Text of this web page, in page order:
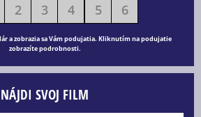
2 3 4 5 6
a zobrazia sa Vám podujatia. Kliknutím na podujatie
zobrazíte podrobnosti.
NÁJDI SVOJ FILM